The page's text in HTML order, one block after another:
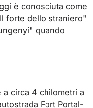
è conosciuta come
forte dello straniero"
quando
a circa 4 chilometri a
Fort Portal-